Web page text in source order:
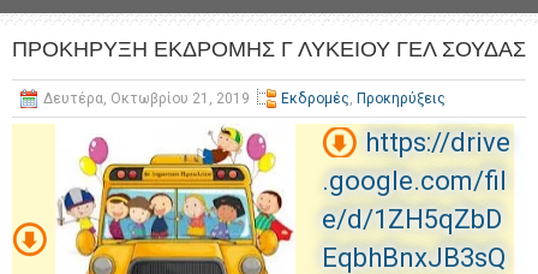
ΠΡΟΚΗΡΥΞΗ ΕΚΔΡΟΜΗΣ Γ ΛΥΚΕΙΟΥ ΓΕΛ ΣΟΥΔΑΣ
Δευτέρα, Οκτωβρίου 21, 2019 Εκδρομές, Προκηρύξεις
https://drive
.google.com/fil
e/d/1ZH5qZbD
EqbhBnxJB3sQ